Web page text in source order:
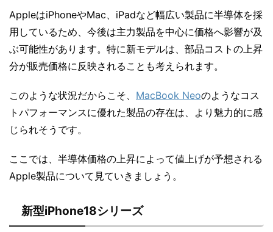
AppleはiPhoneやMac、iPadなど幅広い製品に半導体を採
用しているため、今後は主力製品を中心に価格へ影響が及
ぶ可能性があります。特に新モデルは、部品コストの上昇
分が販売価格に反映されることも考えられます。
このような状況だからこそ、 MacBook Neoのようなコス
トパフォーマンスに優れた製品の存在は、より魅力的に感
じられそうです。
ここでは、半導体価格の上昇によって値上げが予想される
Apple製品について見ていきましょう。
新型iPhone18シリーズ